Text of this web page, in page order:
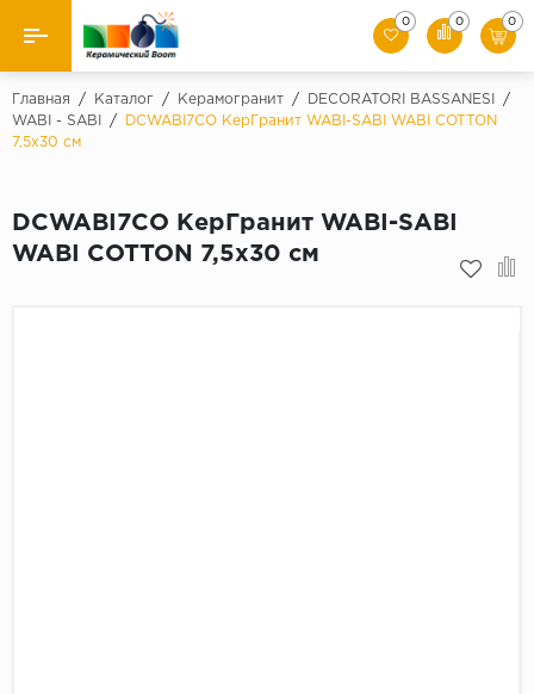
Назад
Производители
Керамогранит
0 0 0
Главная / Каталог / Керамогранит / DECORATORI BASSANESI
/
WABI - SABI
/
DCWABI7CO КерГранит WABI-SABI WABI COTTON
7,5x30 см
DCWABI7CO КерГранит WABI-SABI
WABI COTTON 7,5x30 см